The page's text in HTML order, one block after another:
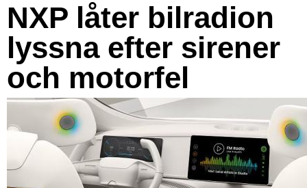
NXP låter bilradion
lyssna efter sirener
och motorfel